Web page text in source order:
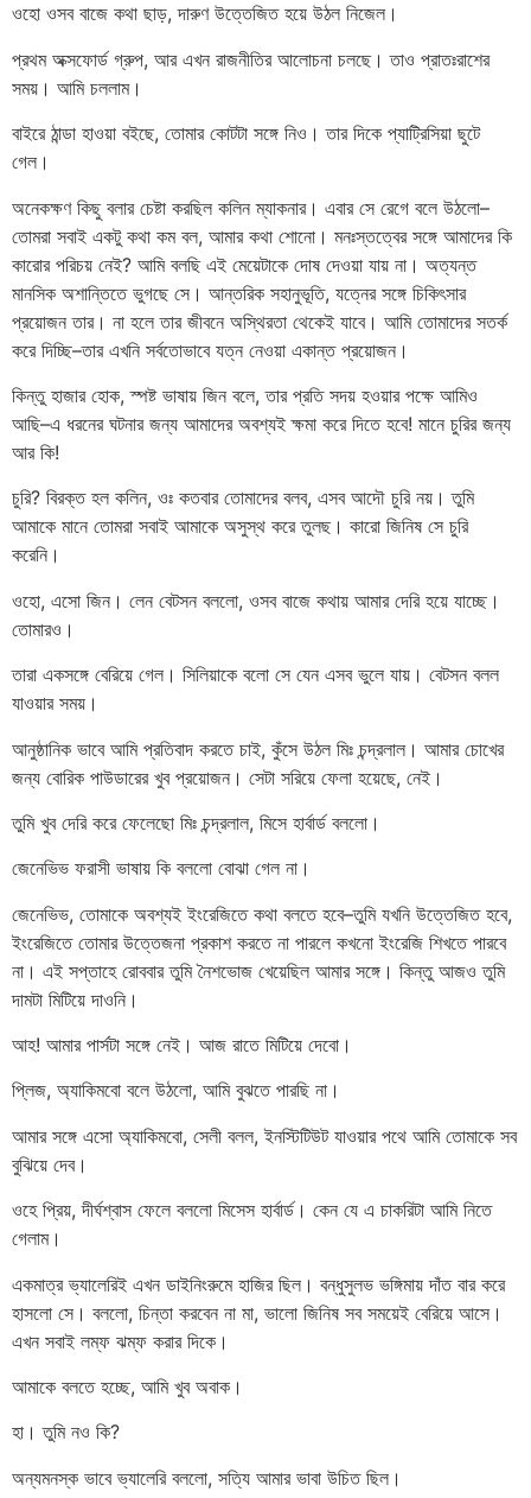
ওহো ওসব বাজে কথা ছাড়, দারুণ উত্তেজিত হয়ে উঠল নিজেল।
প্রথম অক্সফোর্ড গ্রুপ, আর এখন রাজনীতির আলোচনা চলছে। তাও প্রাতঃরাশের
সময়। আমি চললাম।
বাইরে ঠান্ডা হাওয়া বইছে, তোমার কোটটা সঙ্গে নিও। তার দিকে প্যাট্রিসিয়া ছুটে
গেল।
অনেকক্ষণ কিছু বলার চেষ্টা করছিল কলিন ম্যাকনার। এবার সে রেগে বলে উঠলো–
তোমরা সবাই একটু কথা কম বল, আমার কথা শোনো। মনঃস্তত্বের সঙ্গে আমাদের কি
কারোর পরিচয় নেই? আমি বলছি এই মেয়েটাকে দোষ দেওয়া যায় না। অত্যন্ত
মানসিক অশান্তিতে ভুগছে সে। আন্তরিক সহানুভূতি, যত্নের সঙ্গে চিকিৎসার
প্রয়োজন তার। না হলে তার জীবনে অস্থিরতা থেকেই যাবে। আমি তোমাদের সতর্ক
করে দিচ্ছি–তার এখনি সর্বতোভাবে যত্ন নেওয়া একান্ত প্রয়োজন।
কিন্তু হাজার হোক, স্পষ্ট ভাষায় জিন বলে, তার প্রতি সদয় হওয়ার পক্ষে আমিও
আছি–এ ধরনের ঘটনার জন্য আমাদের অবশ্যই ক্ষমা করে দিতে হবে! মানে চুরির জন্য
আর কি!
চুরি? বিরক্ত হল কলিন, ওঃ কতবার তোমাদের বলব, এসব আদৌ চুরি নয়। তুমি
আমাকে মানে তোমরা সবাই আমাকে অসুস্থ করে তুলছ। কারো জিনিষ সে চুরি
করেনি।
ওহো, এসো জিন। লেন বেটসন বললো, ওসব বাজে কথায় আমার দেরি হয়ে যাচ্ছে।
তোমারও।
তারা একসঙ্গে বেরিয়ে গেল। সিলিয়াকে বলো সে যেন এসব ভুলে যায়। বেটসন বলল
যাওয়ার সময়।
আনুষ্ঠানিক ভাবে আমি প্রতিবাদ করতে চাই, কুঁসে উঠল মিঃ চন্দ্রলাল। আমার চোখের
জন্য বোরিক পাউডারের খুব প্রয়োজন। সেটা সরিয়ে ফেলা হয়েছে, নেই।
তুমি খুব দেরি করে ফেলেছো মিঃ চন্দ্রলাল, মিসে হার্বার্ড বললো।
জেনেভিভ ফরাসী ভাষায় কি বললো বোঝা গেল না।
জেনেভিভ, তোমাকে অবশ্যই ইংরেজিতে কথা বলতে হবে–তুমি যখনি উত্তেজিত হবে,
ইংরেজিতে তোমার উত্তেজনা প্রকাশ করতে না পারলে কখনো ইংরেজি শিখতে পারবে
না। এই সপ্তাহে রোববার তুমি নৈশভোজ খেয়েছিল আমার সঙ্গে। কিন্তু আজও তুমি
দামটা মিটিয়ে দাওনি।
আহ! আমার পার্সটা সঙ্গে নেই। আজ রাতে মিটিয়ে দেবো।
প্লিজ, অ্যাকিমবো বলে উঠলো, আমি বুঝতে পারছি না।
আমার সঙ্গে এসো অ্যাকিমবো, সেলী বলল, ইনস্টিটিউট যাওয়ার পথে আমি তোমাকে সব
বুঝিয়ে দেব।
ওহে প্রিয়, দীর্ঘশ্বাস ফেলে বললো মিসেস হার্বার্ড। কেন যে এ চাকরিটা আমি নিতে
গেলাম।
একমাত্র ভ্যালেরিই এখন ডাইনিংরুমে হাজির ছিল। বন্ধুসুলভ ভঙ্গিমায় দাঁত বার করে
হাসলো সে। বললো, চিন্তা করবেন না মা, ভালো জিনিষ সব সময়েই বেরিয়ে আসে।
এখন সবাই লম্ফ ঝম্ফ করার দিকে।
আমাকে বলতে হচ্ছে, আমি খুব অবাক।
হা। তুমি নও কি?
অন্যমনস্ক ভাবে ভ্যালেরি বললো, সত্যি আমার ভাবা উচিত ছিল।